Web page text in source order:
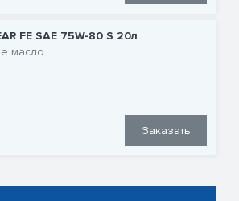
FE SAE 75W-80 S 20л
масло
Заказать